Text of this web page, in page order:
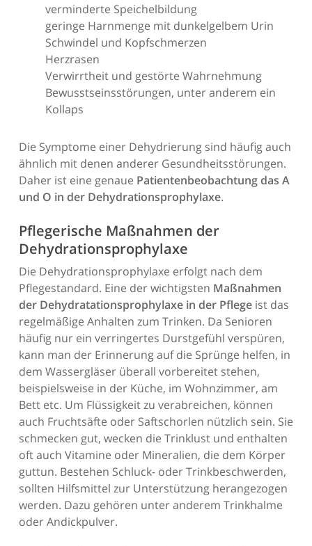
verminderte Speichelbildung
geringe Harnmenge mit dunkelgelbem Urin
Schwindel und Kopfschmerzen
Herzrasen
Verwirrtheit und gestörte Wahrnehmung
Bewusstseinsstörungen, unter anderem ein
Kollaps
Die Symptome einer Dehydrierung sind häufig auch
ähnlich mit denen anderer Gesundheitsstörungen.
Daher ist eine genaue Patientenbeobachtung das A
und O in der Dehydrationsprophylaxe.
Pflegerische Maßnahmen der
Dehydrationsprophylaxe
Die Dehydrationsprophylaxe erfolgt nach dem
Pflegestandard. Eine der wichtigsten Maßnahmen
der Dehydratationsprophylaxe in der Pflegeist das
regelmäßige Anhalten zum Trinken. Da Senioren
häufig nur ein verringertes Durstgefühl verspüren,
kann man der Erinnerung auf die Sprünge helfen, in
dem Wassergläser überall vorbereitet stehen,
beispielsweise in der Küche, im Wohnzimmer, am
Bett etc. Um Flüssigkeit zu verabreichen, können
auch Fruchtsäfte oder Saftschorlen nützlich sein. Sie
schmecken gut, wecken die Trinklust und enthalten
oft auch Vitamine oder Mineralien, die dem Körper
guttun. Bestehen Schluck- oder Trinkbeschwerden,
sollten Hilfsmittel zur Unterstützung herangezogen
werden. Dazu gehören unter anderem Trinkhalme
oder Andickpulver.